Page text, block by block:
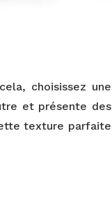
choisissez une
et présente des
texture parfaite